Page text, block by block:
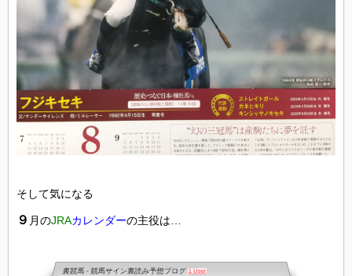
そして気になる
９ 月のJRAカレンダーの主役は…
裏競馬 - 競馬サイン裏読み予想ブログ 1 User